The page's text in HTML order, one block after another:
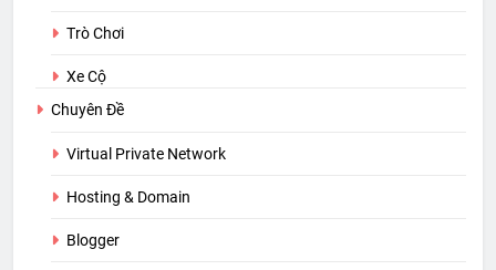
Trò Chơi
Xe Cộ
Chuyên Đề
Virtual Private Network
Hosting & Domain
Blogger